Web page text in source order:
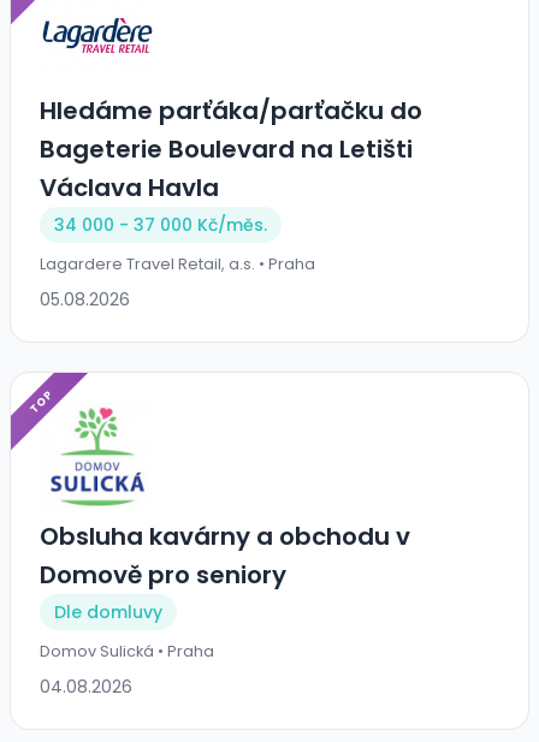
Hledáme parťáka/parťačku do
Bageterie Boulevard na Letišti
Václava Havla
34 000 - 37 000 Kč/měs.
Lagardere Travel Retail, a.s. • Praha
05.08.2026
TOP
Obsluha kavárny a obchodu v
Domově pro seniory
Dle domluvy
Domov Sulická • Praha
04.08.2026